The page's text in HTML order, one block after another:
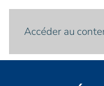
Accéder au
Menu